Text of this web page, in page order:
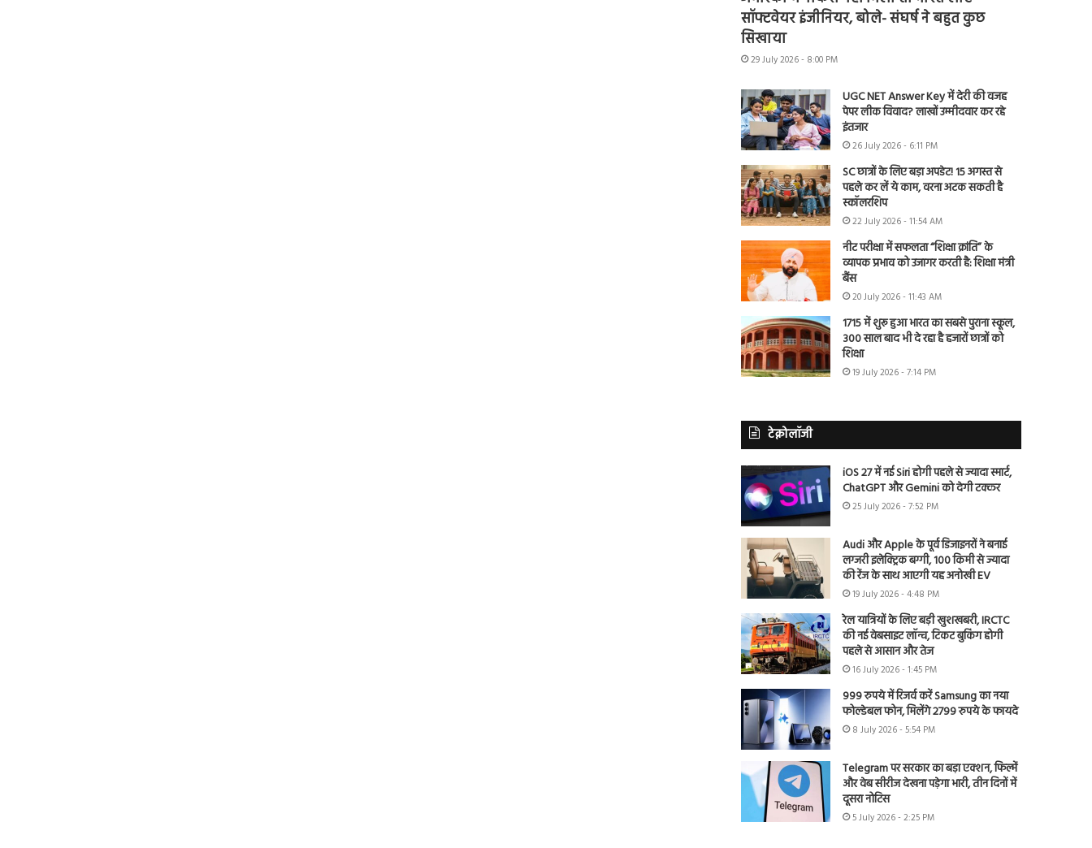
सॉफ्टवेयर इंजीनियर, बोले- संघर्ष ने बहुत कुछ
सिखाया
29 July 2026 - 8:00 PM
UGC NET Answer Key में देरी की वजह
पेपर लीक विवाद? लाखों उम्मीदवार कर रहे
इंतजार
26 July 2026 - 6:11 PM
SC छात्रों के लिए बड़ा अपडेट! 15 अगस्त से
पहले कर लें ये काम, वरना अटक सकती है
स्कॉलरशिप
22 July 2026 - 11:54 AM
नीट परीक्षा में सफलता “शिक्षा क्रांति” के
व्यापक प्रभाव को उजागर करती है: शिक्षा मंत्री
बैंस
20 July 2026 - 11:43 AM
1715 में शुरू हुआ भारत का सबसे पुराना स्कूल,
300 साल बाद भी दे रहा है हजारों छात्रों को
शिक्षा
19 July 2026 - 7:14 PM
टेक्नोलॉजी
iOS 27 में नई Siri होगी पहले से ज्यादा स्मार्ट,
ChatGPT और Gemini को देगी टक्कर
25 July 2026 - 7:52 PM
Audi और Apple के पूर्व डिजाइनरों ने बनाई
लग्जरी इलेक्ट्रिक बग्गी, 100 किमी से ज्यादा
की रेंज के साथ आएगी यह अनोखी EV
19 July 2026 - 4:48 PM
रेल यात्रियों के लिए बड़ी खुशखबरी, IRCTC
की नई वेबसाइट लॉन्च, टिकट बुकिंग होगी
पहले से आसान और तेज
16 July 2026 - 1:45 PM
999 रुपये में रिजर्व करें Samsung का नया
फोल्डेबल फोन, मिलेंगे 2799 रुपये के फायदे
8 July 2026 - 5:54 PM
Telegram पर सरकार का बड़ा एक्शन, फिल्में
और वेब सीरीज देखना पड़ेगा भारी, तीन दिनों में
दूसरा नोटिस
5 July 2026 - 2:25 PM